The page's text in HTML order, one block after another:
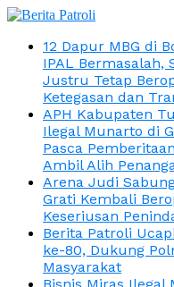
12 Dapur MBG di
IPAL Bermasalah,
Justru Tetap
Ketegasan dan
APH Kabupaten
Ilegal Munarto di
Pasca
Ambil Alih
Arena Judi
Grati Kembali
Keseriusan
Berita Patroli
ke-80, Dukung
Masyarakat